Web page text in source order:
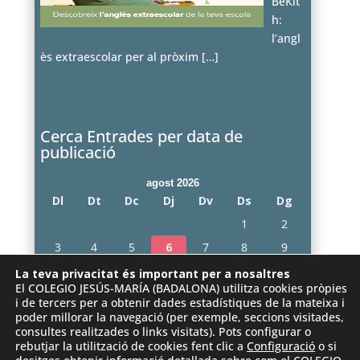
h:
l’angl
ès extraescolar per al pròxim […]
Cerca Entrades per data de
publicació
agost 2026
Dl Dt Dc Dj Dv Ds
Dg
1
2
3
4 5 6 7 8
9
10
11 12 13 14 15
16
17
18 19 20 21 22
23
24
25 26 27 28 29
30
31
La teva privacitat és important per a nosaltres
El COLEGIO JESÚS-MARÍA (BADALONA) utilitza cookies pròpies
i de tercers per a obtenir dades estadístiques de la mateixa i
poder millorar la navegació (per exemple, seccions visitades,
consultes realitzades o links visitats). Pots configurar o
rebutjar la utilització de cookies fent clic a Configuració o si